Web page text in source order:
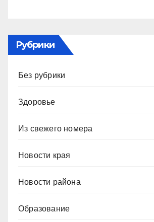
Рубрики
Без рубрики
Здоровье
Из свежего номера
Новости края
Новости района
Образование